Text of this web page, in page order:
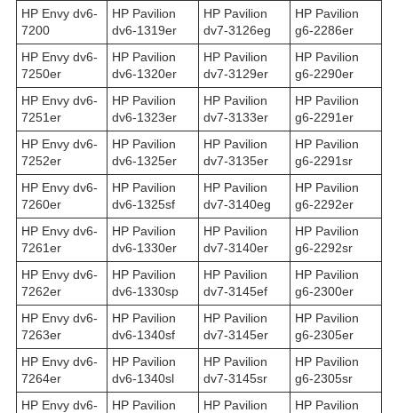
HP Envy dv6-
7200
HP Pavilion
dv6-1319er
HP Pavilion
dv7-3126eg
HP Pavilion
g6-2286er
HP Envy dv6-
7250er
HP Pavilion
dv6-1320er
HP Pavilion
dv7-3129er
HP Pavilion
g6-2290er
HP Envy dv6-
7251er
HP Pavilion
dv6-1323er
HP Pavilion
dv7-3133er
HP Pavilion
g6-2291er
HP Envy dv6-
7252er
HP Pavilion
dv6-1325er
HP Pavilion
dv7-3135er
HP Pavilion
g6-2291sr
HP Envy dv6-
7260er
HP Pavilion
dv6-1325sf
HP Pavilion
dv7-3140eg
HP Pavilion
g6-2292er
HP Envy dv6-
7261er
HP Pavilion
dv6-1330er
HP Pavilion
dv7-3140er
HP Pavilion
g6-2292sr
HP Envy dv6-
7262er
HP Pavilion
dv6-1330sp
HP Pavilion
dv7-3145ef
HP Pavilion
g6-2300er
HP Envy dv6-
7263er
HP Pavilion
dv6-1340sf
HP Pavilion
dv7-3145er
HP Pavilion
g6-2305er
HP Envy dv6-
7264er
HP Pavilion
dv6-1340sl
HP Pavilion
dv7-3145sr
HP Pavilion
g6-2305sr
HP Envy dv6-
HP Pavilion
HP Pavilion
HP Pavilion